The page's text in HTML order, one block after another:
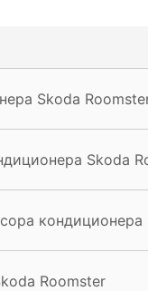
Skoda
Skoda
кондиционера
Roomster